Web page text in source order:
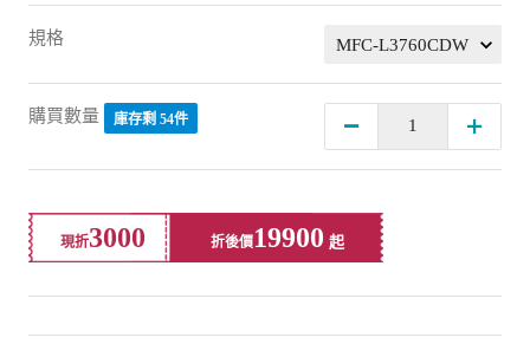
規格
購買數量 庫存剩 54件
現折3000 折後價19900